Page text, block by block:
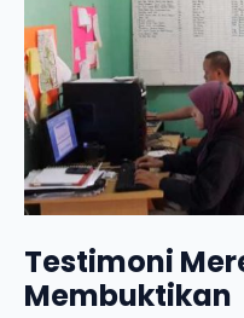
Testimoni
Membuktikan